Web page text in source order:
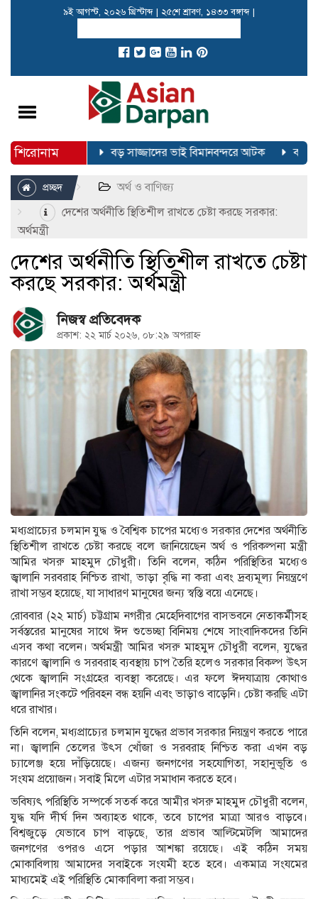
৯ই আগস্ট, ২০২৬ খ্রিস্টাব্দ | ২৫শে শ্রাবণ, ১৪৩৩ বঙ্গাব্দ |
Toggle
শিরোনাম
বিজি-৩০৬ বড় সাজ্জাদের ভাই বিমানবন্দরে আটক
প্রচ্ছদ
অর্থ ও বাণিজ্য
দেশের অর্থনীতি স্থিতিশীল রাখতে চেষ্টা করছে সরকার:
অর্থমন্ত্রী
দেশের অর্থনীতি স্থিতিশীল রাখতে চেষ্টা
করছে সরকার: অর্থমন্ত্রী
নিজস্ব প্রতিবেদক
প্রকাশ: ২২ মার্চ ২০২৬, ০৮:২৯ অপরাহ্ন
মধ্যপ্রাচ্যের চলমান যুদ্ধ ও বৈশ্বিক চাপের মধ্যেও সরকার দেশের অর্থনীতি
স্থিতিশীল রাখতে চেষ্টা করছে বলে জানিয়েছেন অর্থ ও পরিকল্পনা মন্ত্রী
আমির খসরু মাহমুদ চৌধুরী। তিনি বলেন, কঠিন পরিস্থিতির মধ্যেও
জ্বালানি সরবরাহ নিশ্চিত রাখা, ভাড়া বৃদ্ধি না করা এবং দ্রব্যমূল্য নিয়ন্ত্রণে
রাখা সম্ভব হয়েছে, যা সাধারণ মানুষের জন্য স্বস্তি বয়ে এনেছে।
রোববার (২২ মার্চ) চট্টগ্রাম নগরীর মেহেদিবাগের বাসভবনে নেতাকর্মীসহ
সর্বস্তরের মানুষের সাথে ঈদ শুভেচ্ছা বিনিময় শেষে সাংবাদিকদের তিনি
এসব কথা বলেন। অর্থমন্ত্রী আমির খসরু মাহমুদ চৌধুরী বলেন, যুদ্ধের
কারণে জ্বালানি ও সরবরাহ ব্যবস্থায় চাপ তৈরি হলেও সরকার বিকল্প উৎস
থেকে জ্বালানি সংগ্রহের ব্যবস্থা করেছে। এর ফলে ঈদযাত্রায় কোথাও
জ্বালানির সংকটে পরিবহন বন্ধ হয়নি এবং ভাড়াও বাড়েনি। চেষ্টা করছি এটা
ধরে রাখার।
তিনি বলেন, মধ্যপ্রাচ্যের চলমান যুদ্ধের প্রভাব সরকার নিয়ন্ত্রণ করতে পারে
না। জ্বালানি তেলের উৎস খোঁজা ও সরবরাহ নিশ্চিত করা এখন বড়
চ্যালেঞ্জ হয়ে দাঁড়িয়েছে। এজন্য জনগণের সহযোগিতা, সহানুভূতি ও
সংযম প্রয়োজন। সবাই মিলে এটার সমাধান করতে হবে।
ভবিষ্যৎ পরিস্থিতি সম্পর্কে সতর্ক করে আমীর খসরু মাহমুদ চৌধুরী বলেন,
যুদ্ধ যদি দীর্ঘ দিন অব্যাহত থাকে, তবে চাপের মাত্রা আরও বাড়বে।
বিশ্বজুড়ে যেভাবে চাপ বাড়ছে, তার প্রভাব আল্টিমেটলি আমাদের
জনগণের ওপরও এসে পড়ার আশঙ্কা রয়েছে। এই কঠিন সময়
মোকাবিলায় আমাদের সবাইকে সংযমী হতে হবে। একমাত্র সংযমের
মাধ্যমেই এই পরিস্থিতি মোকাবিলা করা সম্ভব।